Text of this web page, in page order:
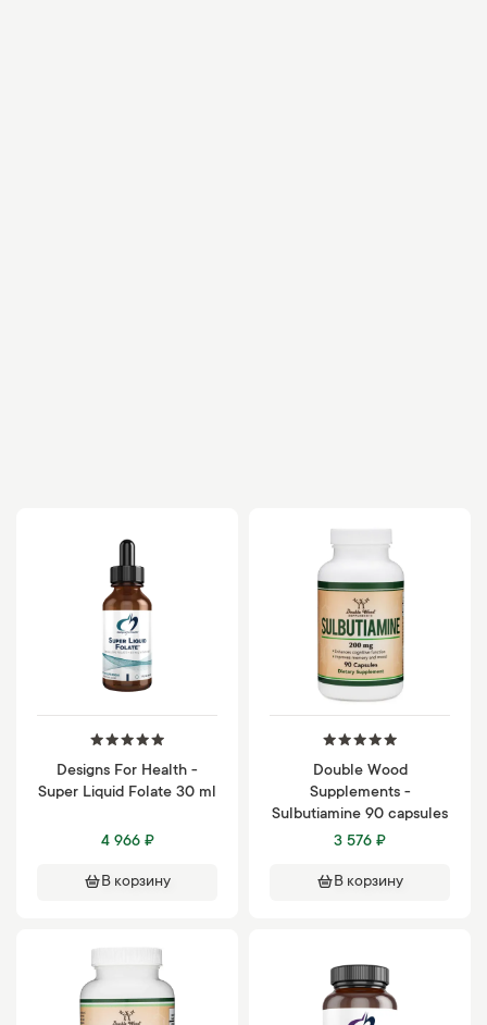
Designs For Health -
Super Liquid Folate 30 ml
4 966 ₽
В корзину
Double Wood
Supplements -
Sulbutiamine 90 capsules
3 576 ₽
В корзину